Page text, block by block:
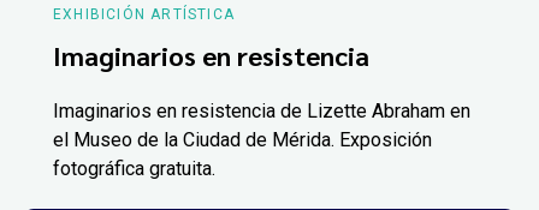
EXHIBICIÓN ARTÍSTICA
Imaginarios en resistencia
Imaginarios en resistencia de Lizette Abraham en
el Museo de la Ciudad de Mérida. Exposición
fotográfica gratuita.